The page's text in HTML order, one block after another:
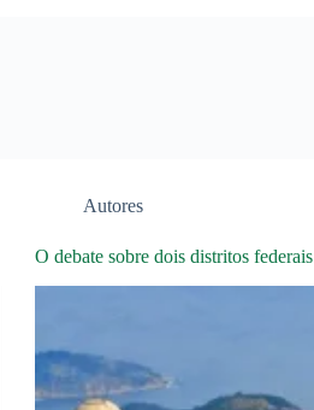
Autores
O debate sobre dois distritos federais